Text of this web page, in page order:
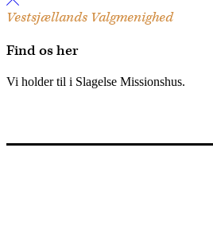
Vestsjællands Valgmenighed
Find os her
Vi holder til i Slagelse Missionshus.